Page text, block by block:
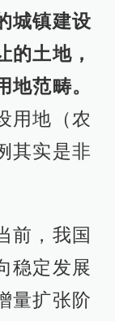
城镇建设
的土地，
范畴。
用地（农
其实是非
前，我国
稳定发展
量扩张阶